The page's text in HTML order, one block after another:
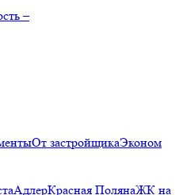
–
От застройщикаЭконом
АдлерКрасная ПолянаЖК на